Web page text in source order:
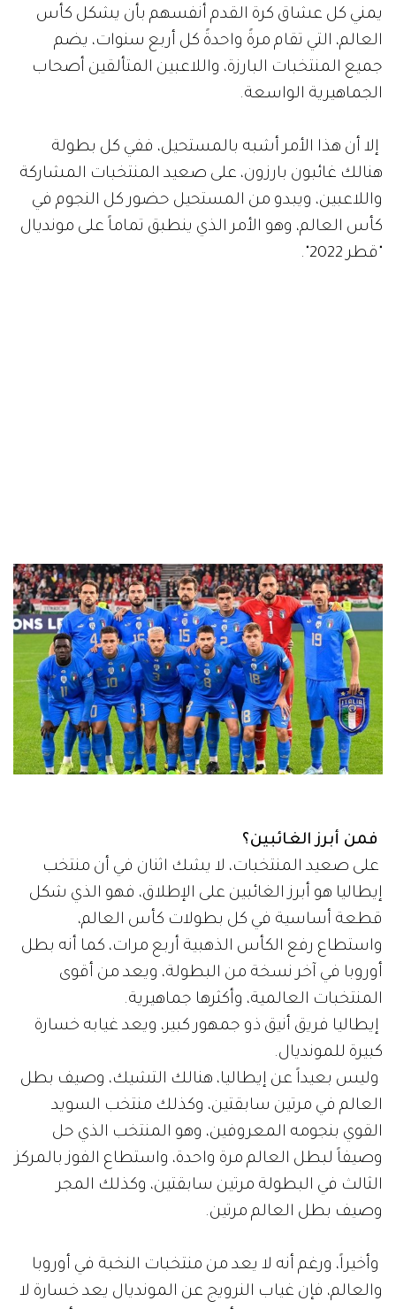
يمني كل عشاق كرة القدم أنفسهم بأن يشكل كأس
العالم، التي تقام مرةً واحدةً كل أربع سنوات، يضم
جميع المنتخبات البارزة، واللاعبين المتألقين أصحاب
الجماهيرية الواسعة.
إلا أن هذا الأمر أشبه بالمستحيل، ففي كل بطولة
هنالك غائبون بارزون، على صعيد المنتخبات المشاركة
واللاعبين، ويبدو من المستحيل حضور كل النجوم في
كأس العالم، وهو الأمر الذي ينطبق تماماً على مونديال
"قطر 2022".
فمن أبرز الغائبين؟
على صعيد المنتخبات، لا يشك اثنان في أن منتخب
إيطاليا هو أبرز الغائبين على الإطلاق، فهو الذي شكل
قطعة أساسية في كل بطولات كأس العالم،
واستطاع رفع الكأس الذهبية أربع مرات، كما أنه بطل
أوروبا في آخر نسخة من البطولة، ويعد من أقوى
المنتخبات العالمية، وأكثرها جماهيرية.
إيطاليا فريق أنيق ذو جمهور كبير، ويعد غيابه خسارة
كبيرة للمونديال.
وليس بعيداً عن إيطاليا، هنالك التشيك، وصيف بطل
العالم في مرتين سابقتين، وكذلك منتخب السويد
القوي بنجومه المعروفين، وهو المنتخب الذي حل
وصيفاً لبطل العالم مرة واحدة، واستطاع الفوز بالمركز
الثالث في البطولة مرتين سابقتين، وكذلك المجر
وصيف بطل العالم مرتين.
وأخيراً، ورغم أنه لا يعد من منتخبات النخبة في أوروبا
والعالم، فإن غياب النرويج عن المونديال يعد خسارة لا